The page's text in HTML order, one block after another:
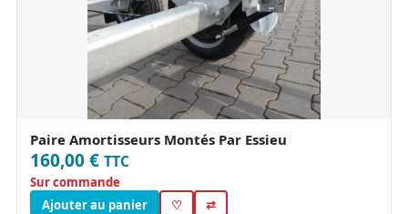
Paire Amortisseurs Montés Par Essieu
160,00 € TTC
Sur commande
Ajouter au panier
♡ ⇄